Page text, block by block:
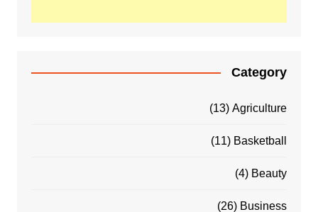
Category
Agriculture
(13)
Basketball
(11)
Beauty
(4)
Business
(26)